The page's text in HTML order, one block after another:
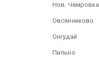
Нов. Чемровка
Овсянниково
Онгудай
Пильно